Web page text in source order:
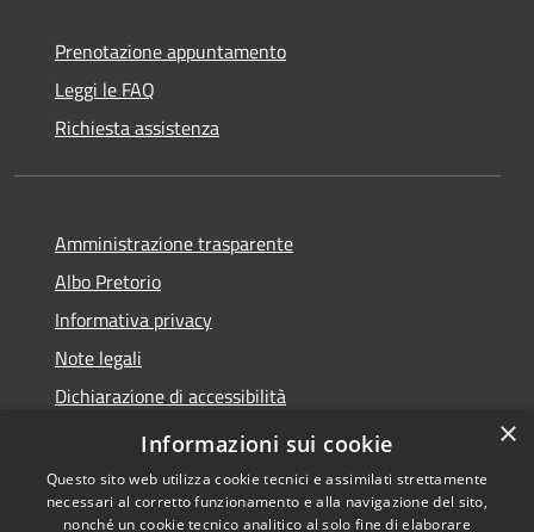
Prenotazione appuntamento
Leggi le FAQ
Richiesta assistenza
Amministrazione trasparente
Albo Pretorio
Informativa privacy
Note legali
Dichiarazione di accessibilità
Obiettivi di accessibilità
×
Informazioni sui cookie
Questo sito web utilizza cookie tecnici e assimilati strettamente
necessari al corretto funzionamento e alla navigazione del sito,
nonché un cookie tecnico analitico al solo fine di elaborare